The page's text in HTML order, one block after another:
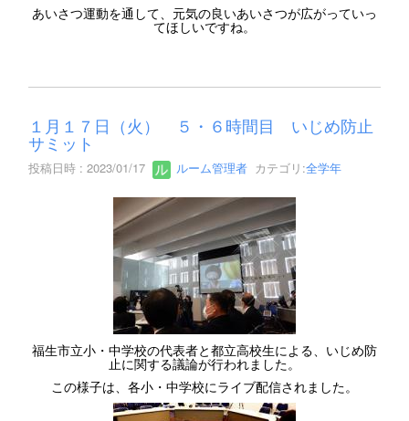
あいさつ運動を通して、元気の良いあいさつが広がっていっ
てほしいですね。
１月１７日（火） ５・６時間目 いじめ防止
サミット
投稿日時 : 2023/01/17 ルーム管理者 カテゴリ:全学年
福生市立小・中学校の代表者と都立高校生による、いじめ防
止に関する議論が行われました。
この様子は、各小・中学校にライブ配信されました。